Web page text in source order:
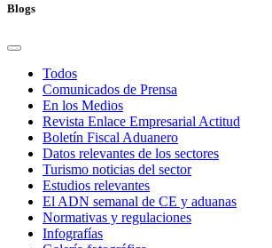
Blogs
Todos
Comunicados de Prensa
En los Medios
Revista Enlace Empresarial Actitud
Boletín Fiscal Aduanero
Datos relevantes de los sectores
Turismo noticias del sector
Estudios relevantes
El ADN semanal de CE y aduanas
Normativas y regulaciones
Infografías